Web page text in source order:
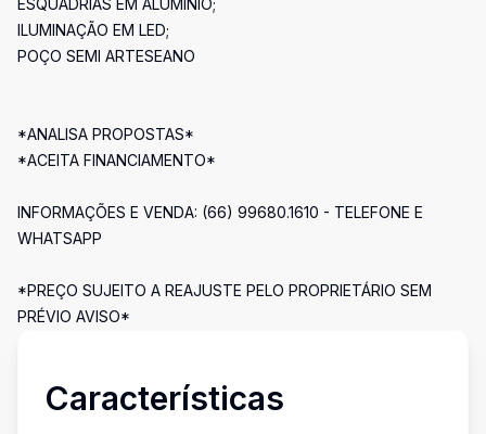
ESQUADRIAS EM ALÚMINIO;
ILUMINAÇÃO EM LED;
POÇO SEMI ARTESEANO
*ANALISA PROPOSTAS*
*ACEITA FINANCIAMENTO*
INFORMAÇÕES E VENDA: (66) 99680.1610 - TELEFONE E
WHATSAPP
*PREÇO SUJEITO A REAJUSTE PELO PROPRIETÁRIO SEM
PRÉVIO AVISO*
Características